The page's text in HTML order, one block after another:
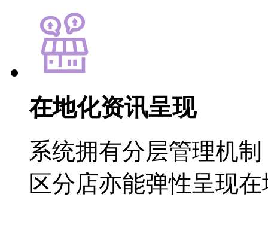
在地化资讯呈现
系统拥有分层管理机
区分店亦能弹性呈现